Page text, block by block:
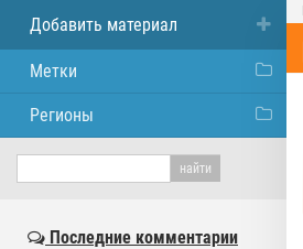
Добавить материал
Метки
Регионы
Последние комментарии